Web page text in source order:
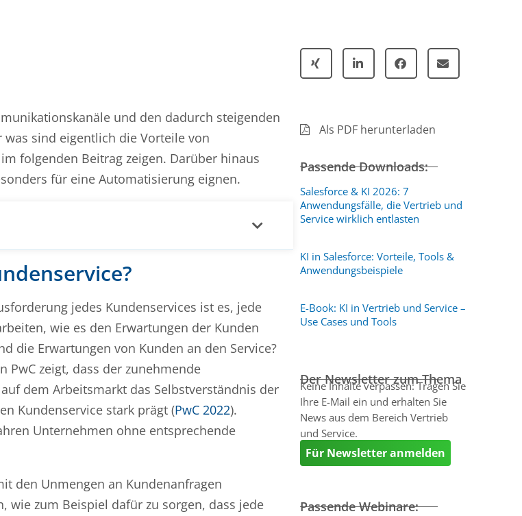
und den dadurch steigenden
sind eigentlich die Vorteile von
folgenden Beitrag zeigen. Darüber hinaus
für eine Automatisierung eignen.
jedes Kundenservices ist es, jede
wie es den Erwartungen der Kunden
die Erwartungen von Kunden an den Service?
PwC zeigt, dass der zunehmende
dem Arbeitsmarkt das Selbstverständnis der
Kundenservice stark prägt (PwC 2022).
Unternehmen ohne entsprechende
den Unmengen an Kundenanfragen
wie zum Beispiel dafür zu sorgen, dass jede
Als PDF herunterladen
Passende Downloads:
Salesforce & KI 2026: 7
Anwendungsfälle, die Vertrieb und
Service wirklich entlasten
KI in Salesforce: Vorteile, Tools &
Anwendungsbeispiele
E-Book: KI in Vertrieb und Service –
Use Cases und Tools
Der Newsletter zum Thema
Keine Inhalte verpassen: Tragen Sie
Ihre E-Mail ein und erhalten Sie
News aus dem Bereich Vertrieb
und Service.
Für Newsletter anmelden
Passende Webinare: